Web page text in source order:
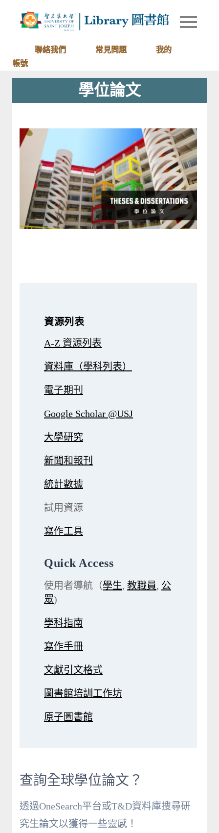
圖書館
Library of
聯絡我們 常見問題
我的
帳號
學位論文
資源列表
A-Z 資源列表
資料庫（學科列表）
電子期刊
Google Scholar @USJ
大學研究
新聞和報刊
統計數據
試用資源
寫作工具
Quick Access
使用者導航（學生, 教職員, 公
眾)
學科指南
寫作手冊
文獻引文格式
圖書館培訓工作坊
原子圖書館
查詢全球學位論文？
透過OneSearch平台或T&D資料庫搜尋研
究生論文以獲得一些靈感！